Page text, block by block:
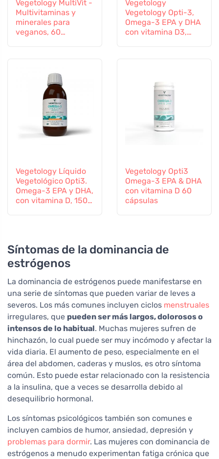
Vegetology MultiVit -
Multivitaminas y
minerales para
veganos, 60
Vegetology
Vegetology Opti-3,
Omega-3 EPA y DHA
con vitamina D3,
Vegetology Líquido
Vegetológico Opti3.
Omega-3 EPA y DHA,
con vitamina D, 150
Vegetology Opti3
Omega-3 EPA & DHA
con vitamina D 60
cápsulas
Síntomas de la dominancia de
estrógenos
La dominancia de estrógenos puede manifestarse en
una serie de síntomas que pueden variar de leves a
severos. Los más comunes incluyen ciclos menstruales
irregulares, que pueden ser más largos, dolorosos o
intensos de lo habitual. Muchas mujeres sufren de
hinchazón, lo cual puede ser muy incómodo y afectar la
vida diaria. El aumento de peso, especialmente en el
área del abdomen, caderas y muslos, es otro síntoma
común. Esto puede estar relacionado con la resistencia
a la insulina, que a veces se desarrolla debido al
desequilibrio hormonal.
Los síntomas psicológicos también son comunes e
incluyen cambios de humor, ansiedad, depresión y
problemas para dormir. Las mujeres con dominancia de
estrógenos a menudo experimentan fatiga crónica que